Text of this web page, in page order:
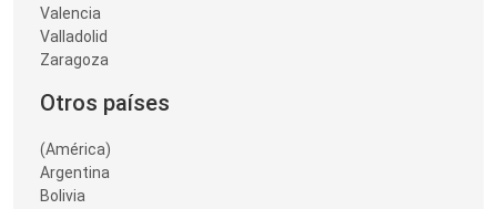
Valencia
Valladolid
Zaragoza
Otros países
(América)
Argentina
Bolivia